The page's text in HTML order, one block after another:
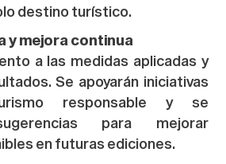
destino turístico.
y mejora continua
a las medidas aplicadas y
Se apoyarán iniciativas
responsable y se
para mejorar
en futuras ediciones.